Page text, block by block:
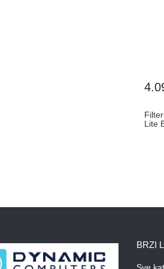
Lite
BRZI